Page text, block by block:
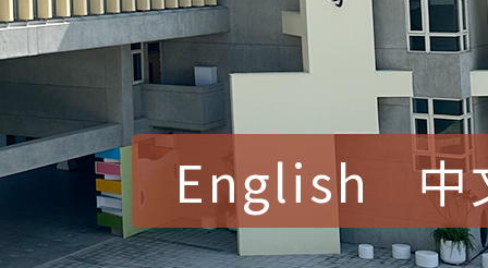
English 中
賀！本校參加桃園市中